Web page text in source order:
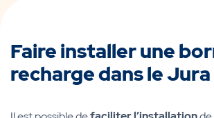
Faire installer une
recharge dans le Jura